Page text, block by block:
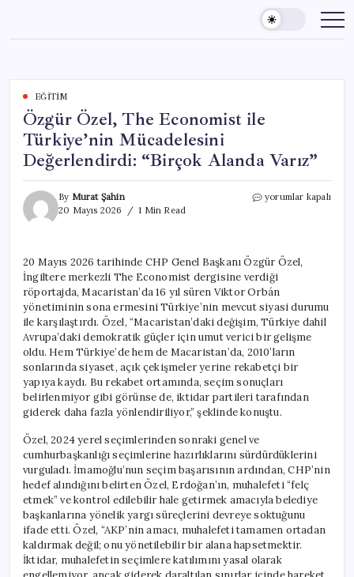
content
EĞITIM
Özgür Özel, The Economist ile
Türkiye’nin Mücadelesini
Değerlendirdi: “Birçok Alanda Varız”
By Murat Şahin
20 Mayıs 2026
1 Min Read
Özgür
Türkiye’nin
Mücadelesini
Değerlendirdi:
“Birçok
Alanda
Varız”
için
yorumlar kapalı
20 Mayıs 2026 tarihinde CHP Genel Başkanı Özgür Özel,
İngiltere merkezli The Economist dergisine verdiği
röportajda, Macaristan’da 16 yıl süren Viktor Orbán
yönetiminin sona ermesini Türkiye’nin mevcut siyasi durumu
ile karşılaştırdı. Özel, “Macaristan’daki değişim, Türkiye dahil
Avrupa’daki demokratik güçler için umut verici bir gelişme
oldu. Hem Türkiye’de hem de Macaristan’da, 2010’ların
sonlarında siyaset, açık çekişmeler yerine rekabetçi bir
yapıya kaydı. Bu rekabet ortamında, seçim sonuçları
belirlenmiyor gibi görünse de, iktidar partileri tarafından
giderek daha fazla yönlendiriliyor,” şeklinde konuştu.
Özel, 2024 yerel seçimlerinden sonraki genel ve
cumhurbaşkanlığı seçimlerine hazırlıklarını sürdürdüklerini
vurguladı. İmamoğlu’nun seçim başarısının ardından, CHP’nin
hedef alındığını belirten Özel, Erdoğan’ın, muhalefeti “felç
etmek” ve kontrol edilebilir hale getirmek amacıyla belediye
başkanlarına yönelik yargı süreçlerini devreye soktuğunu
ifade etti. Özel, “AKP’nin amacı, muhalefeti tamamen ortadan
kaldırmak değil; onu yönetilebilir bir alana hapsetmektir.
İktidar, muhalefetin seçimlere katılımını yasal olarak